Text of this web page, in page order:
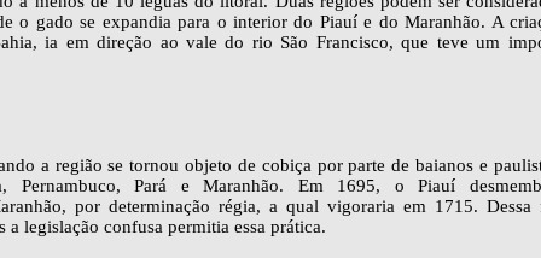
o gado se expandia para o interior do Piauí e do Maranhão. A
ia em direção ao vale do rio São Francisco, que teve um
a região se tornou objeto de cobiça por parte de baianos e
Pernambuco, Pará e Maranhão. Em 1695, o Piauí
por determinação régia, a qual vigoraria em 1715. Dessa
legislação confusa permitia essa prática.